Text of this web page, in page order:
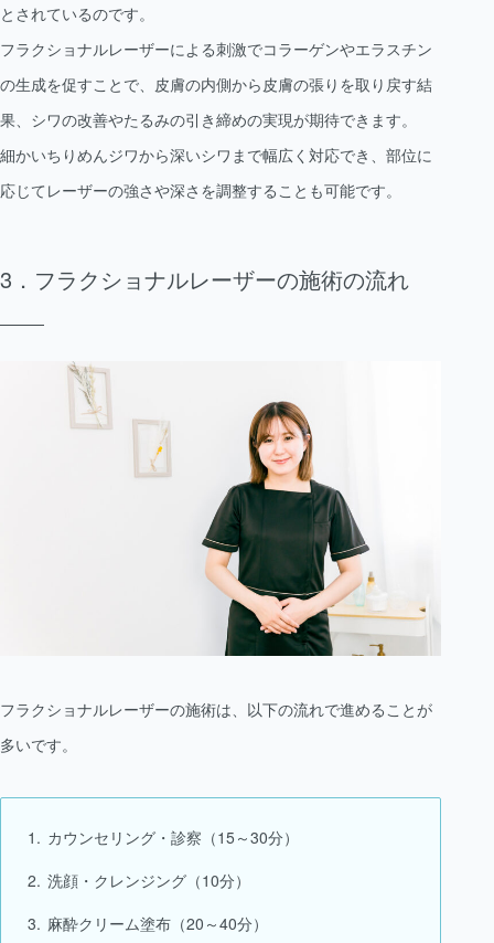
とされているのです。
フラクショナルレーザーによる刺激でコラーゲンやエラスチン
の生成を促すことで、皮膚の内側から皮膚の張りを取り戻す結
果、シワの改善やたるみの引き締めの実現が期待できます。
細かいちりめんジワから深いシワまで幅広く対応でき、部位に
応じてレーザーの強さや深さを調整することも可能です。
フラクショナルレーザーの施術の流れ
フラクショナルレーザーの施術は、以下の流れで進めることが
多いです。
カウンセリング・診察（15～30分）
洗顔・クレンジング（10分）
麻酔クリーム塗布（20～40分）